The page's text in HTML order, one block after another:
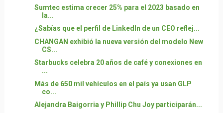
Sumtec estima crecer 25% para el 2023 basado en
la...
¿Sabías que el perfil de LinkedIn de un CEO reflej...
CHANGAN exhibió la nueva versión del modelo New
CS...
Starbucks celebra 20 años de café y conexiones en
...
Más de 650 mil vehículos en el país ya usan GLP
co...
Alejandra Baigorria y Phillip Chu Joy participarán...